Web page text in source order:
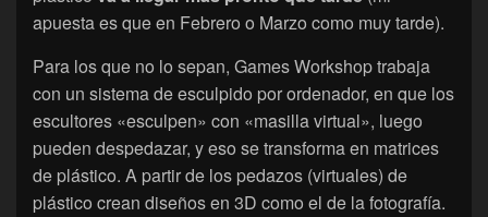
apuesta es que en Febrero o Marzo como muy tarde).
Para los que no lo sepan, Games Workshop trabaja
con un sistema de esculpido por ordenador, en que los
escultores «esculpen» con «masilla virtual», luego
pueden despedazar, y eso se transforma en matrices
de plástico. A partir de los pedazos (virtuales) de
plástico crean diseños en 3D como el de la fotografía.